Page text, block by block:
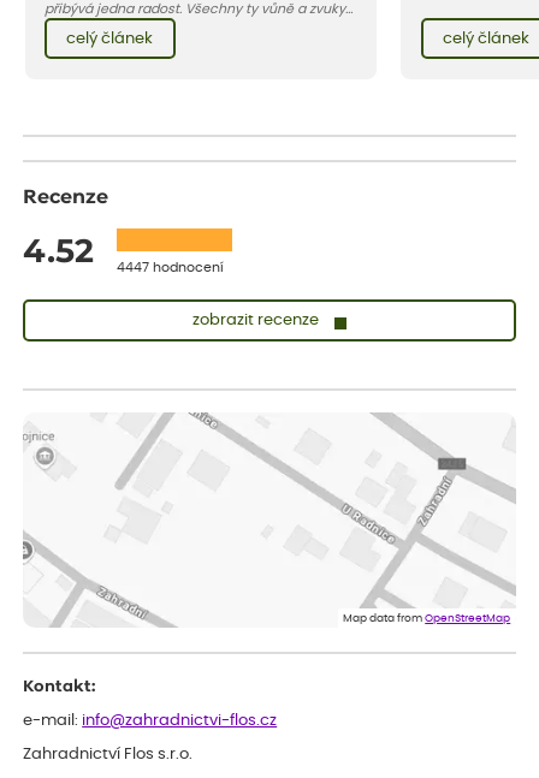
přibývá jedna radost. Všechny ty vůně a zvuky
červencové zahrady. Sklizeň rybízu do kuchyně
vnese neuvěřitelný klid a radost. A taky trochu
bezstarostnosti dětství při mlsání babiččina
celý článek
bez újmy, zkuste
trvalek, které
spolehlivě
celý článek
Recenze
4.52 4447 hodnocení
zobrazit recenze
vše v naprostém pořádku
ověřený nákup dnes
Jana
Flos je nejlepší &#129321;
Map data fromOpenStreetMap
Kontakt:
e-mail: info@zahradnictvi-flos.cz
Zahradnictví Flos s.r.o.